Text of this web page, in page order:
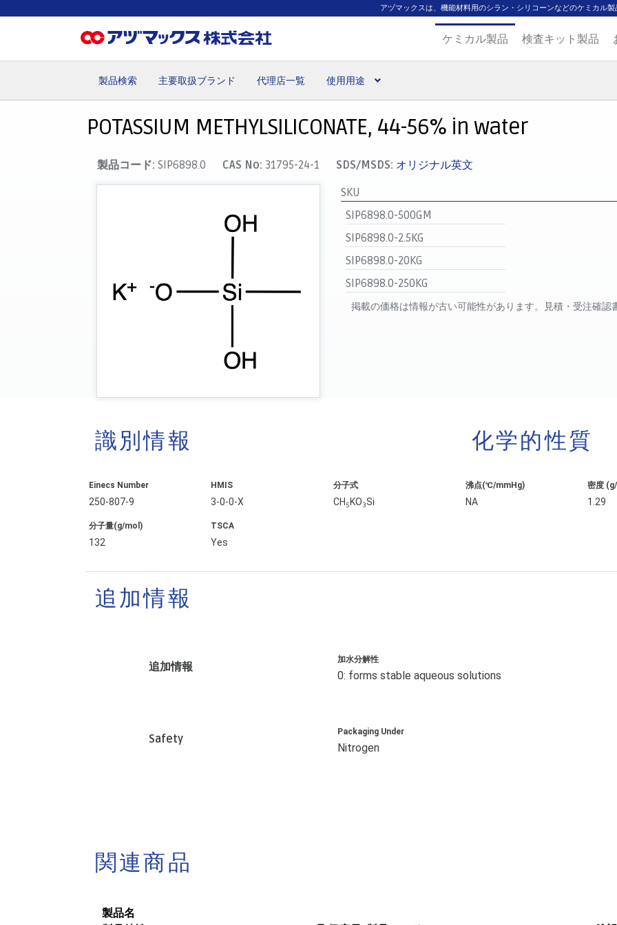
アヅマックスは、機能材料用のシラン・シリコーンなどのケミカル
ケミカル製品 検査キット製品
製品検索 主要取扱ブランド 代理店一覧 使用用途
POTASSIUM METHYLSILICONATE, 44-56% in water
製品コード:SIP6898.0 CAS No:31795-24-1 SDS/MSDS: オリジナル英文
SKU
SIP6898.0-500GM
SIP6898.0-2.5KG
SIP6898.0-20KG
SIP6898.0-250KG
掲載の価格は情報が古い可能性があります。見積・受注確
識別情報
Einecs Number
250-807-9
HMIS
3-0-0-X
分子式
CH5 KO3Si
分子量(g/mol)
132
TSCA
Yes
化学的性質
沸点(℃/mmHg)
NA
密度
1.29
追加情報
追加情報
加水分解性
0: forms stable aqueous solutions
Safety
Packaging Under
Nitrogen
関連商品
製品名